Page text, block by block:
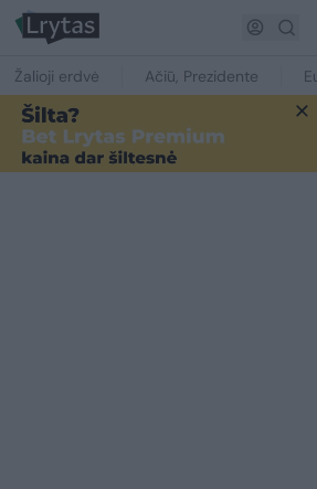
Žalioji erdvė Ačiū, Prezidente